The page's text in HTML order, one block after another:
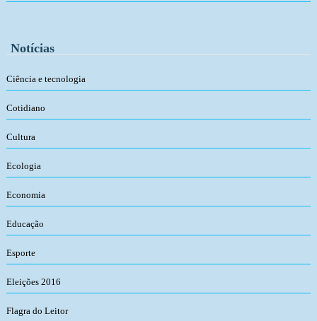
Notícias
Ciência e tecnologia
Cotidiano
Cultura
Ecologia
Economia
Educação
Esporte
Eleições 2016
Flagra do Leitor